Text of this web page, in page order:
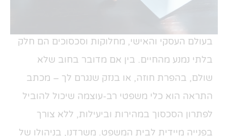
בעולם העסקי והאישי, מחלוקות וסכסוכים הם חלק
בלתי נמנע מהחיים. בין אם מדובר בחוב שלא
שולם, בהפרת חוזה, או בנזק שנגרם לך – מכתב
התראה הוא כלי משפטי רב-עוצמה שיכול להוביל
לפתרון הסכסוך במהירות וביעילות, ללא צורך
בפנייה מיידית לבית המשפט. משרדנו, בניהולו של